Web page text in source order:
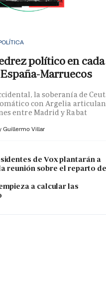
político en cada
Marruecos
la soberanía de
con Argelia articulan
entre Madrid y Rabat
Guillermo Villar
de Vox plantarán a
reunión sobre el reparto
a calcular las